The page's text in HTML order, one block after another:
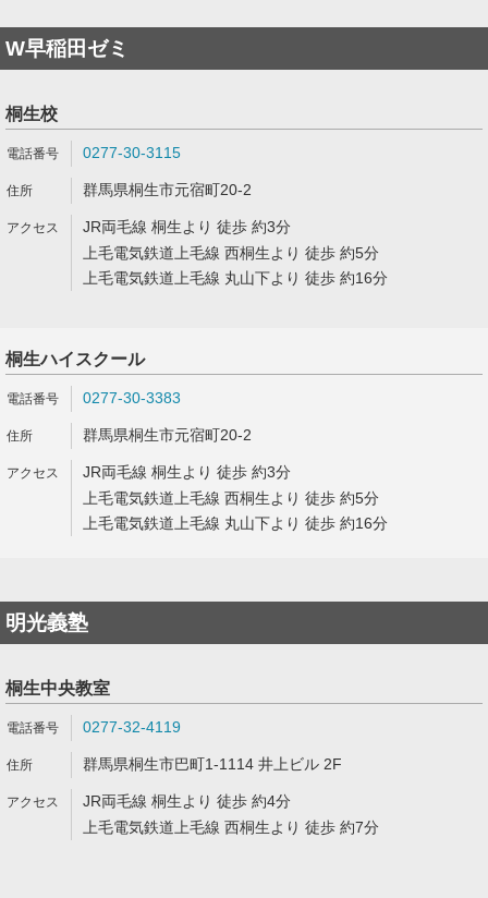
W早稲田ゼミ
桐生校
0277-30-3115
群馬県桐生市元宿町20-2
JR両毛線 桐生より 徒歩 約3分
上毛電気鉄道上毛線 西桐生より 徒歩 約5分
上毛電気鉄道上毛線 丸山下より 徒歩 約16分
桐生ハイスクール
0277-30-3383
群馬県桐生市元宿町20-2
JR両毛線 桐生より 徒歩 約3分
上毛電気鉄道上毛線 西桐生より 徒歩 約5分
上毛電気鉄道上毛線 丸山下より 徒歩 約16分
明光義塾
桐生中央教室
0277-32-4119
群馬県桐生市巴町1-1114 井上ビル 2F
JR両毛線 桐生より 徒歩 約4分
上毛電気鉄道上毛線 西桐生より 徒歩 約7分